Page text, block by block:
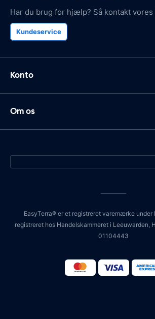
Har du brug for hjælp? Så kontakt
Kundeservice
Konto
Om os
EasyTerra® er et registreret varemærke under
registreret hos Handelskammeret i Leeuwarden,
01104443